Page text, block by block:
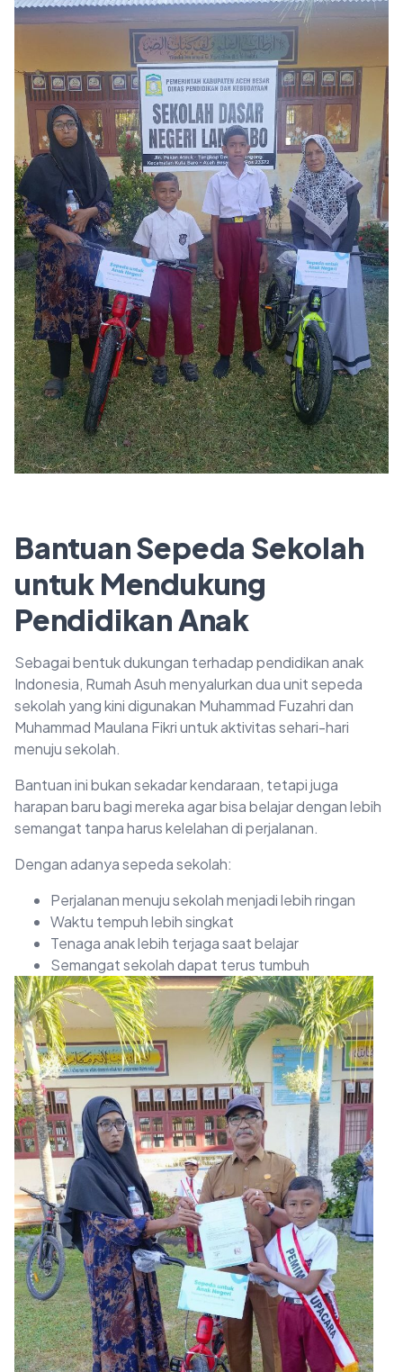
Bantuan Sepeda Sekolah
untuk Mendukung
Pendidikan Anak
Sebagai bentuk dukungan terhadap pendidikan anak
Indonesia, Rumah Asuh menyalurkan dua unit sepeda
sekolah yang kini digunakan Muhammad Fuzahri dan
Muhammad Maulana Fikri untuk aktivitas sehari-hari
menuju sekolah.
Bantuan ini bukan sekadar kendaraan, tetapi juga
harapan baru bagi mereka agar bisa belajar dengan lebih
semangat tanpa harus kelelahan di perjalanan.
Dengan adanya sepeda sekolah:
Perjalanan menuju sekolah menjadi lebih ringan
Waktu tempuh lebih singkat
Tenaga anak lebih terjaga saat belajar
Semangat sekolah dapat terus tumbuh